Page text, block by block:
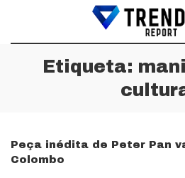
Etiqueta:
Peça inédita de Peter Pan
Colombo